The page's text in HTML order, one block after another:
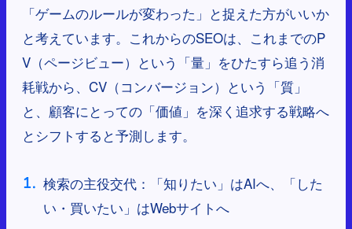
「ゲームのルールが変わった」と捉えた方がいいか
と考えています。これからのSEOは、これまでのP
V（ページビュー）という「量」をひたすら追う消
耗戦から、CV（コンバージョン）という「質」
と、顧客にとっての「価値」を深く追求する戦略へ
とシフトすると予測します。
検索の主役交代：「知りたい」はAIへ、「した
い・買いたい」はWebサイトへ